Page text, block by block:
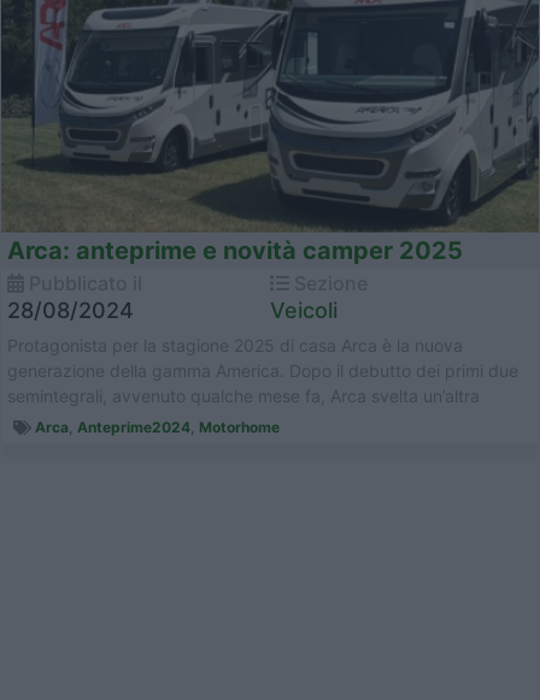
Arca: anteprime e novità camper 2025
28/08/2024 Veicoli
Protagonista per la stagione 2025 di casa Arca è la nuova
generazione della gamma America. Dopo il debutto dei primi due
semintegrali, avvenuto qualche mese fa, Arca svelta un’altra
impor...
Arca, Anteprime2024, Motorhome